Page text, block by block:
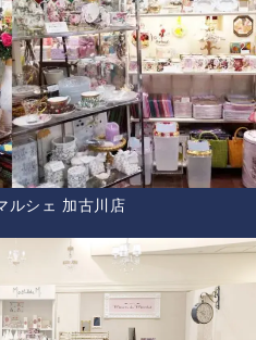
ルシェ 加古川店